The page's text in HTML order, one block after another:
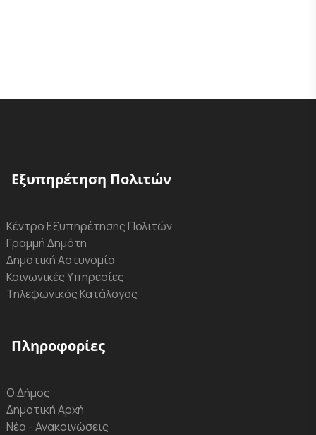
Εξυπηρέτηση Πολιτών
Κέντρο Εξυπηρέτησης Πολιτών
Γραμμή Δημότη
Δημοτική Αστυνομία
Κοινωνικές Υπηρεσίες
Τηλεφωνικός Κατάλογος
Πληροφορίες
Ο Δήμος
Δημοτική Αρχή
Νέα - Ανακοινώσεις